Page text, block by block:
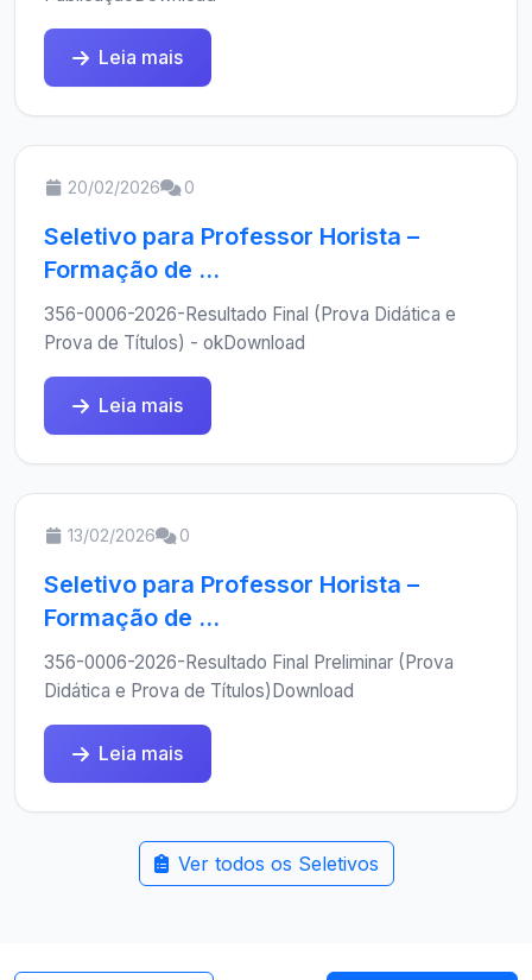
Leia mais
20/02/2026 0
Seletivo para Professor Horista –
Formação de ...
356-0006-2026-Resultado Final (Prova Didática e
Prova de Títulos) - okDownload
Leia mais
13/02/2026 0
Seletivo para Professor Horista –
Formação de ...
356-0006-2026-Resultado Final Preliminar (Prova
Didática e Prova de Títulos)Download
Leia mais
Ver todos os Seletivos